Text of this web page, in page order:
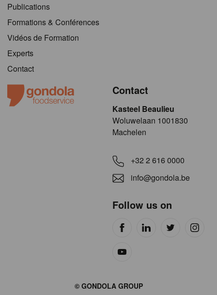
Publications
Formations & Conférences
Vidéos de Formation
Experts
Contact
Contact
Kasteel Beaulieu
​​​Woluwelaan 1001830
Machelen
+32 2 616 0000
info@gondola.be
Follow us on
© GONDOLA GROUP